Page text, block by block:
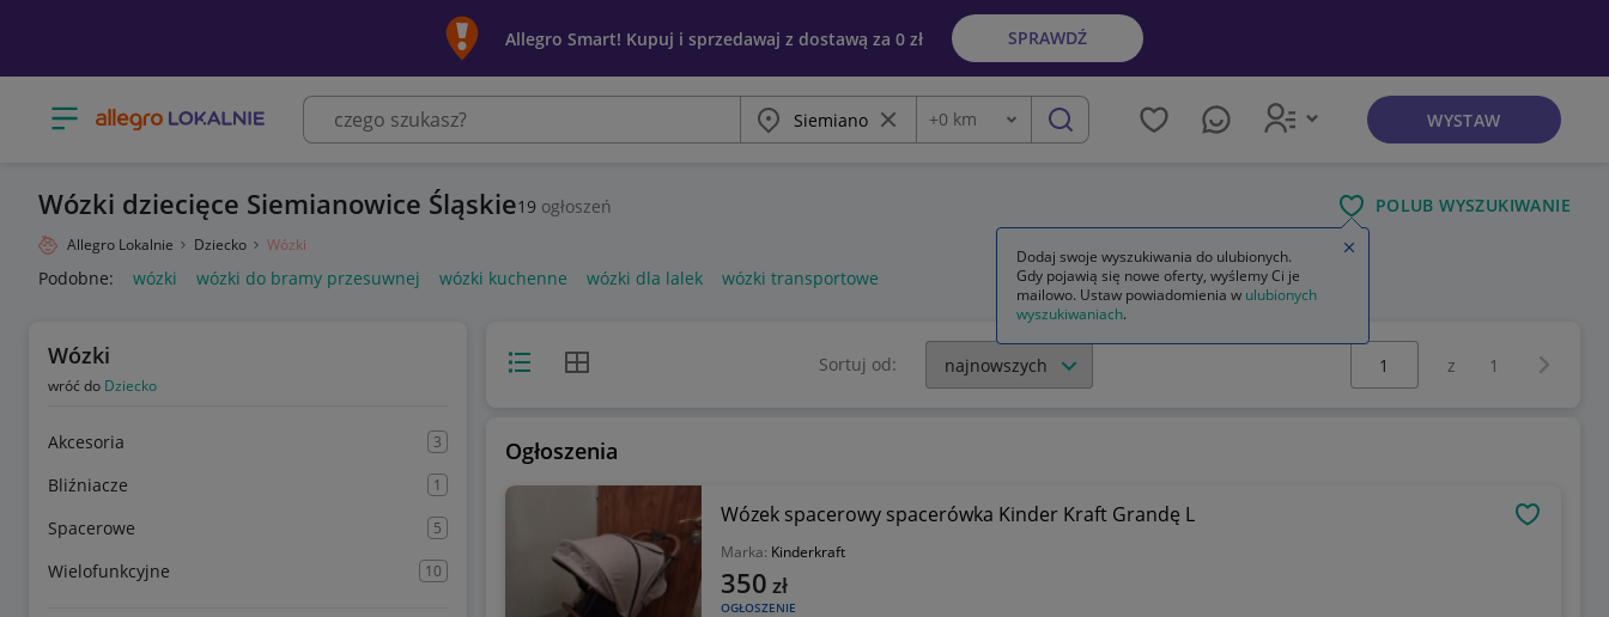
Allegro Smart! Kupuj i sprzedawaj z dostawą za 0 zł SPRAWDŹ
Otwórz menu z kategoriami Miasto Wyczyść frazę
Odległość
+0 km szukaj WYSTAW
Wózki dziecięce Siemianowice Śląskie19 ogłoszeń POLUB WYSZUKIWANIE
Allegro Lokalnie Dziecko Wózki
Podobne: wózki wózki do bramy przesuwnej wózki kuchenne wózki dla lalek wózki transportowe
Wózki
wróć do Dziecko
Akcesoria 3
Bliźniacze 1
Spacerowe 5
Wielofunkcyjne 10
Widok listyWidok siatki Sortuj od:
Wybierz stronę:
z 1
Ogłoszenia
Wózek spacerowy spacerówka Kinder Kraft Grandę L
Marka: Kinderkraft
OGŁOSZENIE
350 zł
Dodaj swoje wyszukiwania do ulubionych.
Gdy pojawią się nowe oferty, wyślemy Ci je
mailowo. Ustaw powiadomienia w ulubionych
wyszukiwaniach.
Zamknij wskazówkę